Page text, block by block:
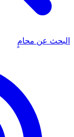
البحث عن محامٍ